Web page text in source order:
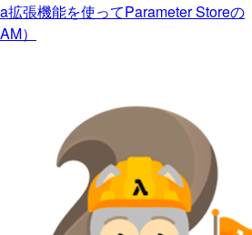
拡張機能を使ってParameter Storeの
）